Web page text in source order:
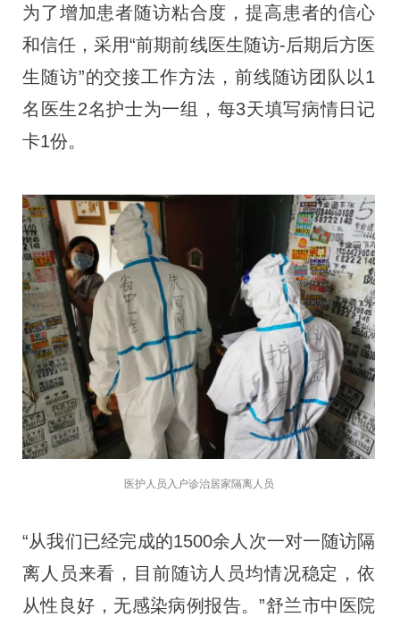
为了增加患者随访粘合度，提高患者的信心
和信任，采用“前期前线医生随访-后期后方医
生随访”的交接工作方法，前线随访团队以1
名医生2名护士为一组，每3天填写病情日记
卡1份。
医护人员入户诊治居家隔离人员
“从我们已经完成的1500余人次一对一随访隔
离人员来看，目前随访人员均情况稳定，依
从性良好，无感染病例报告。”舒兰市中医院